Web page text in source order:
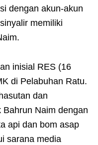
dengan akun-akun
memiliki
inisial RES (16
di Pelabuhan Ratu.
dan
Bahrun Naim dengan
api dan bom asap
sarana media